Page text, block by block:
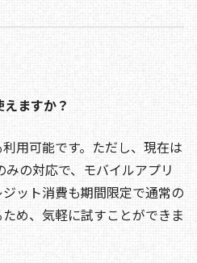
ますか？
用可能です。ただし、現在は
の対応で、モバイルアプリ
ット消費も期間限定で通常の
め、気軽に試すことができま